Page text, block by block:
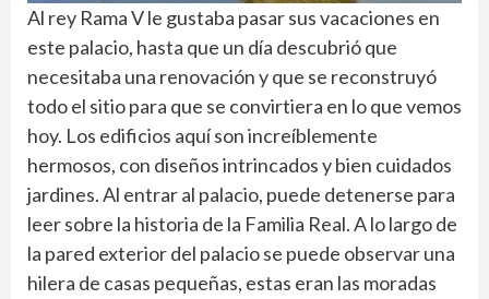
Al rey Rama V le gustaba pasar sus vacaciones en
este palacio, hasta que un día descubrió que
necesitaba una renovación y que se reconstruyó
todo el sitio para que se convirtiera en lo que vemos
hoy. Los edificios aquí son increíblemente
hermosos, con diseños intrincados y bien cuidados
jardines. Al entrar al palacio, puede detenerse para
leer sobre la historia de la Familia Real. A lo largo de
la pared exterior del palacio se puede observar una
hilera de casas pequeñas, estas eran las moradas